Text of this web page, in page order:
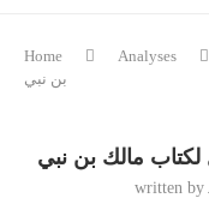
Home Analyses
بن نبي
مالك بن نبي
written by